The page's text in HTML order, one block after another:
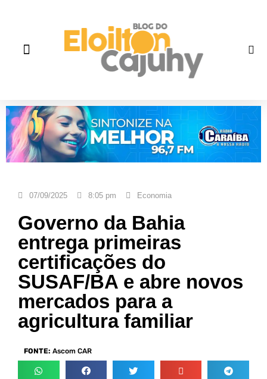
07/09/2025 8:05 pm Economia
Governo da Bahia
entrega primeiras
certificações do
SUSAF/BA e abre novos
mercados para a
agricultura familiar
FONTE: Ascom CAR